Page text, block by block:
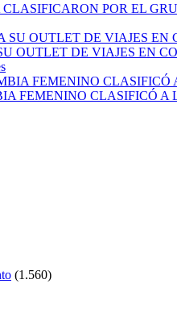
POR EL
OUTLET DE VIAJES EN
FEMENINO CLASIFICÓ
(1.560)